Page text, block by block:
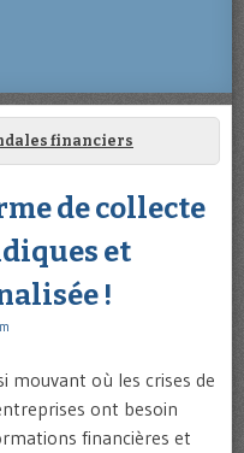
financiers
de collecte
et
!
mouvant où les crises de
ont besoin
financières et